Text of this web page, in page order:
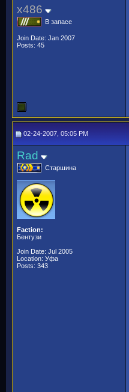
x486
В запасе
Join Date: Jan 2007
Posts: 45
02-24-2007, 05:05 PM
Rad
Старшина
Faction:
Бентузи
Join Date: Jul 2005
Location: Уфа
Posts: 343